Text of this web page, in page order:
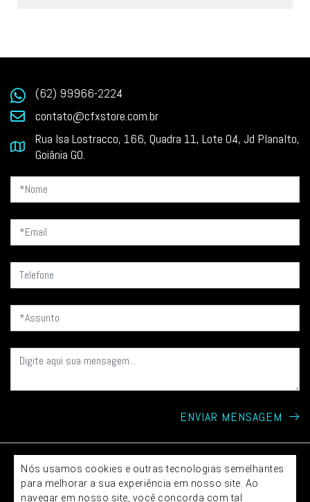
(62) 99966-2224
contato@cfxstore.com.br
Rua Isa Lostracco, 166, Quadra 11, Lote 04, Jd Planalto,
Goiânia GO.
ENVIAR MENSAGEM
© 2026 - CFX Store
TOPO
Nós usamos cookies e outras tecnologias semelhantes
para melhorar a sua experiência em nosso site. Ao
navegar em nosso site, você concorda com tal